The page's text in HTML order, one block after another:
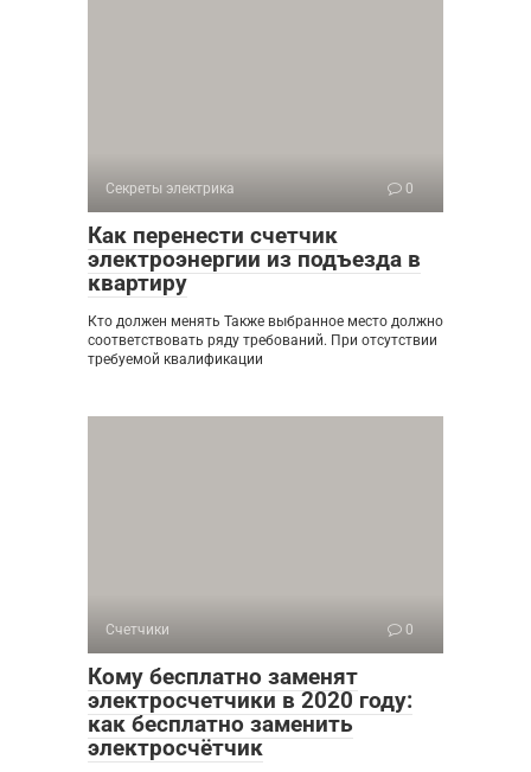
Секреты электрика 0
Как перенести счетчик
электроэнергии из подъезда в
квартиру
Кто должен менять Также выбранное место должно
соответствовать ряду требований. При отсутствии
требуемой квалификации
Счетчики 0
Кому бесплатно заменят
электросчетчики в 2020 году:
как бесплатно заменить
электросчётчик